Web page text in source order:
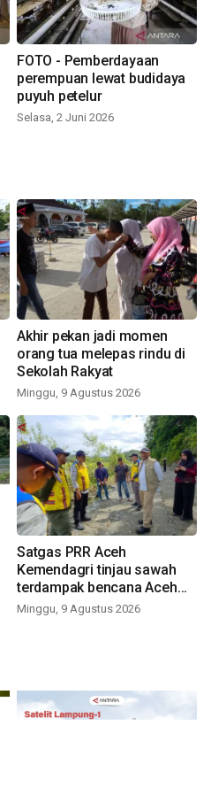
FOTO - Pemberdayaan
perempuan lewat budidaya
puyuh petelur
Selasa, 2 Juni 2026
Akhir pekan jadi momen
orang tua melepas rindu di
Sekolah Rakyat
Minggu, 9 Agustus 2026
Satgas PRR Aceh
Kemendagri tinjau sawah
terdampak bencana Aceh
Barat
Minggu, 9 Agustus 2026